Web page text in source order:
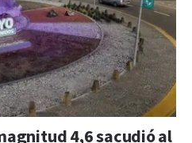
4,6 sacudió al